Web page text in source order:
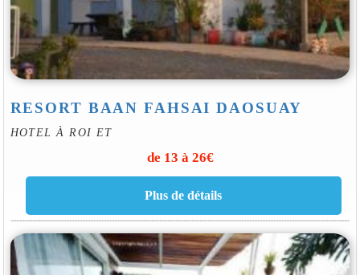
RESORT BAAN FAHSAI DAOSUAY
HOTEL À ROI ET
de 13 à 26€